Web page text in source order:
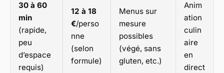
30 à 60
min
(rapide,
peu
d’espace
requis)
12 à 18
€/perso
nne
(selon
formule)
Menus sur
mesure
possibles
(végé, sans
gluten, etc.)
Anim
ation
culin
aire
en
direct